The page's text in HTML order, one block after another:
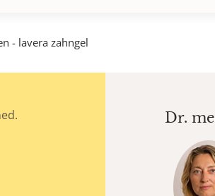
- lavera zahngel
Dr.